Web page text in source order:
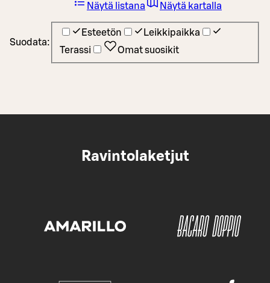
Suodata:
Esteetön
Leikkipaikka
Terassi
Omat suosikit
Näytä listana Näytä kartalla
Ravintolaketjut